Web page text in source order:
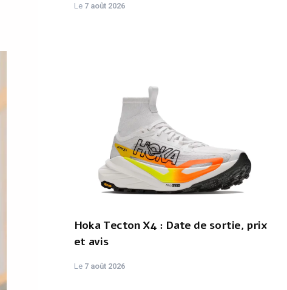
Le 7 août 2026
Hoka Tecton X4 : Date de sortie, prix
et avis
Le 7 août 2026